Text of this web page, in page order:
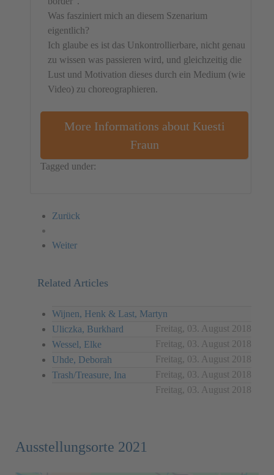
Was fasziniert mich an diesem Szenarium
eigentlich?
Ich glaube es ist das Unkontrollierbare, nicht genau
zu wissen was passieren wird, und gleichzeitig die
Lust und Motivation dieses durch ein Medium (wie
Video) zu choreographieren.
More Informations about Kuesti
Fraun
Tagged under:
Zurück
Weiter
Related Articles
Wijnen, Henk & Last, Martyn
Freitag, 03. August 2018
Uliczka, Burkhard
Freitag, 03. August 2018
Wessel, Elke
Freitag, 03. August 2018
Uhde, Deborah
Freitag, 03. August 2018
Trash/Treasure, Ina
Freitag, 03. August 2018
Ausstellungsorte 2021